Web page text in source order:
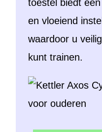
toestel biedt
en vloeiend
waardoor u
kunt trainen.